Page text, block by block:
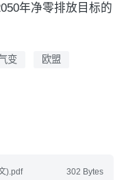
年净零排放目标的
变 欧盟
302 Bytes
).pdf